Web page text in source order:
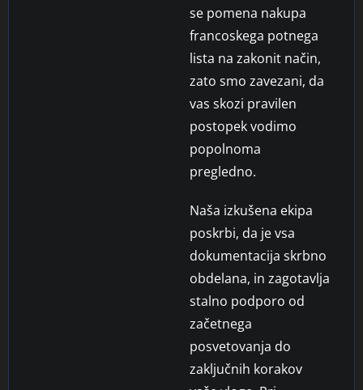
se pomena nakupa
francoskega potnega
lista na zakonit način,
zato smo zavezani, da
vas skozi pravilen
postopek vodimo
popolnoma
pregledno.
Naša izkušena ekipa
poskrbi, da je vsa
dokumentacija skrbno
obdelana, in zagotavlja
stalno podporo od
začetnega
posvetovanja do
zaključnih korakov